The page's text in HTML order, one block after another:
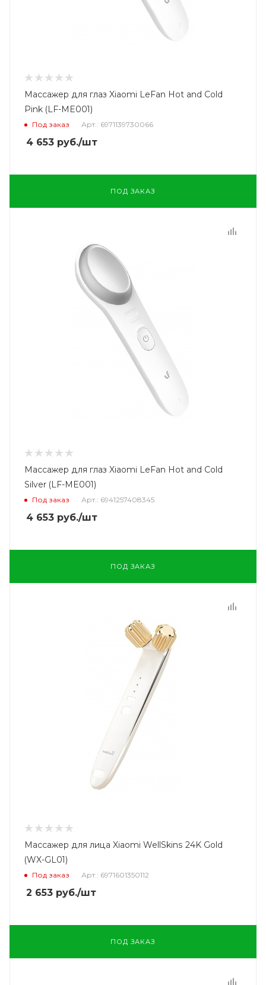
Массажер для глаз Xiaomi LeFan Hot and Cold
Pink (LF-ME001)
Под заказ Арт.: 6971139730066
4 653 руб./шт
ПОД ЗАКАЗ
Массажер для глаз Xiaomi LeFan Hot and Cold
Silver (LF-ME001)
Под заказ Арт.: 6941257408345
4 653 руб./шт
ПОД ЗАКАЗ
Массажер для лица Xiaomi WellSkins 24K Gold
(WX-GL01)
Под заказ Арт.: 6971601350112
2 653 руб./шт
ПОД ЗАКАЗ